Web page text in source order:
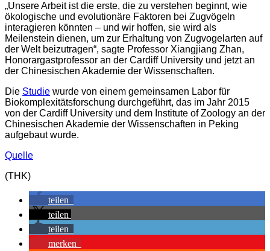
„Unsere Arbeit ist die erste, die zu verstehen beginnt, wie
ökologische und evolutionäre Faktoren bei Zugvögeln
interagieren könnten – und wir hoffen, sie wird als
Meilenstein dienen, um zur Erhaltung von Zugvogelarten auf
der Welt beizutragen“, sagte Professor Xiangjiang Zhan,
Honorargastprofessor an der Cardiff University und jetzt an
der Chinesischen Akademie der Wissenschaften.
Die Studie wurde von einem gemeinsamen Labor für
Biokomplexitätsforschung durchgeführt, das im Jahr 2015
von der Cardiff University und dem Institute of Zoology an der
Chinesischen Akademie der Wissenschaften in Peking
aufgebaut wurde.
Quelle
(THK)
teilen
teilen
teilen
merken